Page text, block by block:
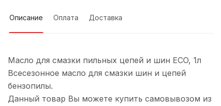
Описание Оплата Доставка
Масло для смазки пильных цепей и шин ECO, 1л
Всесезонное масло для смазки шин и цепей
бензопилы.
Данный товар Вы можете купить самовывозом из